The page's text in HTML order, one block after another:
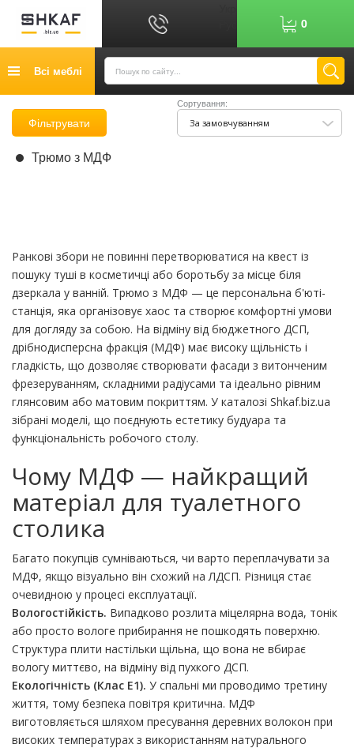
Кредит
Публічний договір
Повернення товару
Контакти
Відгуки
0 6 7 Показати номер
0
Всі меблі
Трюмо з МДФ
Фільтрувати
Сортування:
За замовчуванням
Ранкові збори не повинні перетворюватися на квест із
пошуку туші в косметичці або боротьбу за місце біля
дзеркала у ванній. Трюмо з МДФ — це персональна б'юті-
станція, яка організовує хаос та створює комфортні умови
для догляду за собою. На відміну від бюджетного ДСП,
дрібнодисперсна фракція (МДФ) має високу щільність і
гладкість, що дозволяє створювати фасади з витонченим
фрезеруванням, складними радіусами та ідеально рівним
глянсовим або матовим покриттям. У каталозі Shkaf.biz.ua
зібрані моделі, що поєднують естетику будуара та
функціональність робочого столу.
Чому МДФ — найкращий
матеріал для туалетного
столика
Багато покупців сумніваються, чи варто переплачувати за
МДФ, якщо візуально він схожий на ЛДСП. Різниця стає
очевидною у процесі експлуатації.
Вологостійкість. Випадково розлита міцелярна вода, тонік
або просто вологе прибирання не пошкодять поверхню.
Структура плити настільки щільна, що вона не вбирає
вологу миттєво, на відміну від пухкого ДСП.
Екологічність (Клас E1). У спальні ми проводимо третину
життя, тому безпека повітря критична. МДФ
виготовляється шляхом пресування деревних волокон при
високих температурах з використанням натурального